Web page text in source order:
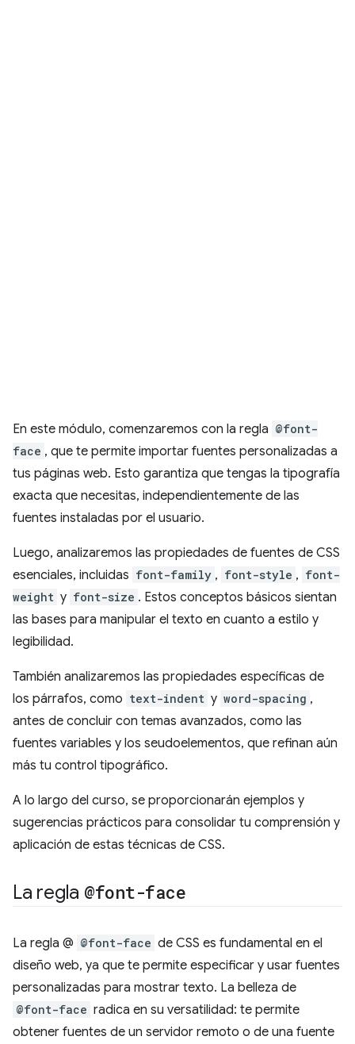
En este módulo, comenzaremos con la regla @font-
face , que te permite importar fuentes personalizadas a
tus páginas web. Esto garantiza que tengas la tipografía
exacta que necesitas, independientemente de las
fuentes instaladas por el usuario.
Luego, analizaremos las propiedades de fuentes de CSS
esenciales, incluidas font-family , font-style , font-
weight y font-size . Estos conceptos básicos sientan
las bases para manipular el texto en cuanto a estilo y
legibilidad.
También analizaremos las propiedades específicas de
los párrafos, como text-indent y word-spacing ,
antes de concluir con temas avanzados, como las
fuentes variables y los seudoelementos, que refinan aún
más tu control tipográfico.
A lo largo del curso, se proporcionarán ejemplos y
sugerencias prácticos para consolidar tu comprensión y
aplicación de estas técnicas de CSS.
La regla @font-face
La regla @ @font-face de CSS es fundamental en el
diseño web, ya que te permite especificar y usar fuentes
personalizadas para mostrar texto. La belleza de
@font-face radica en su versatilidad: te permite
obtener fuentes de un servidor remoto o de una fuente